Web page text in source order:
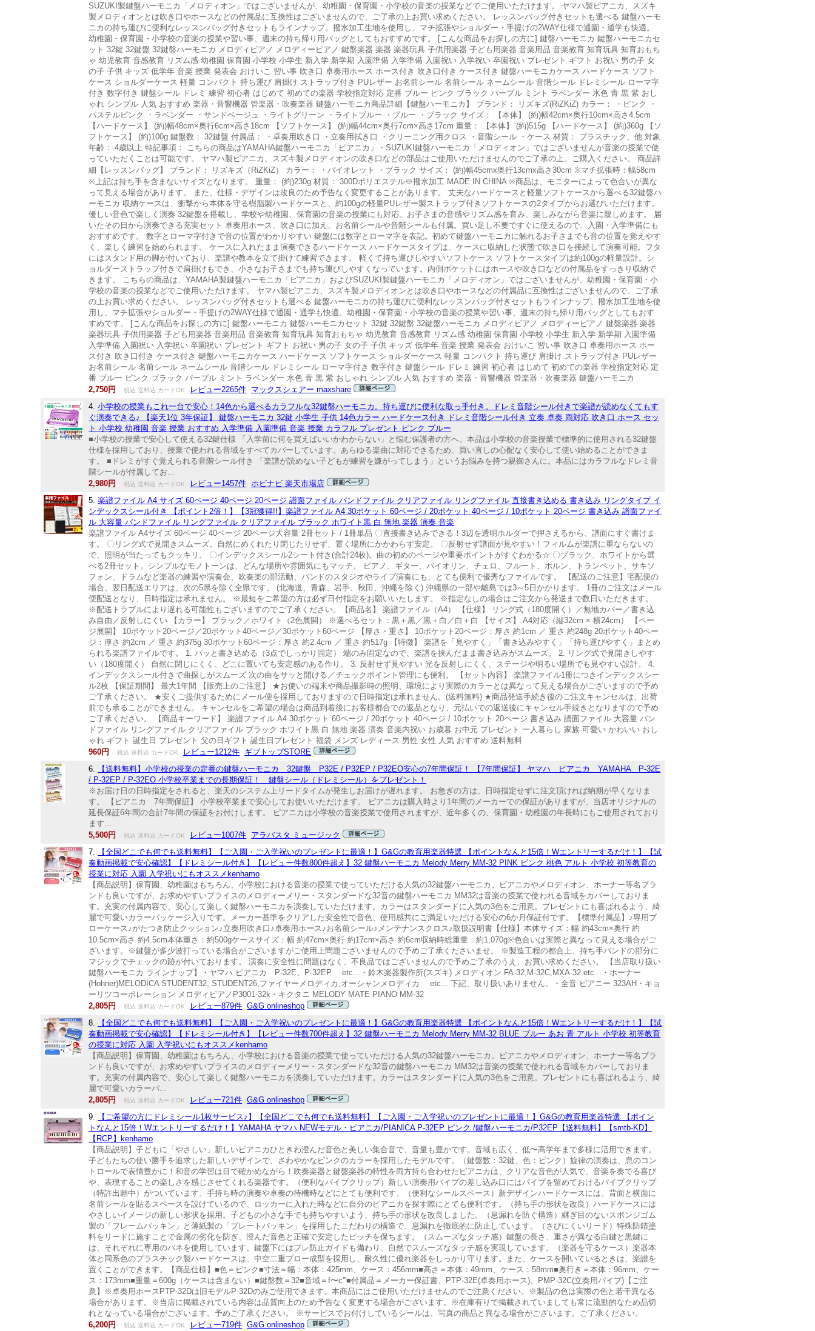
SUZUKI製鍵盤ハーモニカ「メロディオン」ではございませんが、幼稚園・保育園・小学校の音楽の授業などでご使用いただけます。 ヤマハ製ピアニカ、スズキ
製メロディオンとは吹き口やホースなどの付属品に互換性はございませんので、ご了承の上お買い求めください。 レッスンバッグ付きセットも選べる 鍵盤ハーモ
ニカの持ち運びに便利なレッスンバッグ付きセットもラインナップ。撥水加工生地を使用し、マチ拡張やショルダー・手提げの2WAY仕様で通園・通学も快適。
幼稚園・保育園・小学校の音楽の授業や習い事、週末の持ち帰り用バッグとしてもおすすめです。 [こんな商品をお探しの方に] 鍵盤ハーモニカ 鍵盤ハーモニカセ
ット 32鍵 32鍵盤 32鍵盤ハーモニカ メロディピアノ メロディーピアノ 鍵盤楽器 楽器 楽器玩具 子供用楽器 子ども用楽器 音楽用品 音楽教育 知育玩具 知育おもち
ゃ 幼児教育 音感教育 リズム感 幼稚園 保育園 小学校 小学生 新入学 新学期 入園準備 入学準備 入園祝い 入学祝い 卒園祝い プレゼント ギフト お祝い 男の子 女
の子 子供 キッズ 低学年 音楽 授業 発表会 おけいこ 習い事 吹き口 卓奏用ホース ホース付き 吹き口付き ケース付き 鍵盤ハーモニカケース ハードケース ソフト
ケース ショルダーケース 軽量 コンパクト 持ち運び 肩掛け ストラップ付き PUレザー お名前シール 名前シール ネームシール 音階シール ドレミシール ローマ字
付き 数字付き 鍵盤シール ドレミ 練習 初心者 はじめて 初めての楽器 学校指定対応 定番 ブルー ピンク ブラック パープル ミント ラベンダー 水色 青 黒 紫 おし
ゃれ シンプル 人気 おすすめ 楽器・音響機器 管楽器・吹奏楽器 鍵盤ハーモニカ商品詳細【鍵盤ハーモニカ】 ブランド： リズキズ(RiZKiZ) カラー： ・ピンク ・
パステルピンク ・ラベンダー ・サンドベージュ ・ライトグリーン ・ライトブルー ・ブルー ・ブラック サイズ： 【本体】 (約)幅42cm×奥行10cm×高さ4.5cm
【ハードケース】 (約)幅48cm×奥行6cm×高さ18cm 【ソフトケース】 (約)幅44cm×奥行7cm×高さ17cm 重量： 【本体】 (約)515g 【ハードケース】 (約)360g 【ソ
フトケース】 (約)100g 鍵盤数： 32鍵盤 付属品： ・卓奏用吹き口 ・立奏用拭き口 ・クリーニング用クロス ・音階シール ・ケース 材質： プラスチック、他 対象
年齢： 4歳以上 特記事項： こちらの商品はYAMAHA鍵盤ハーモニカ「ピアニカ」・SUZUKI鍵盤ハーモニカ「メロディオン」ではございませんが音楽の授業で使
っていただくことは可能です。 ヤマハ製ピアニカ、スズキ製メロディオンの吹き口などの部品はご使用いただけませんのでご了承の上、ご購入ください。 商品詳
細【レッスンバッグ】 ブランド： リズキズ（RiZKiZ） カラー： ・バイオレット ・ブラック サイズ： (約)幅45cmx奥行13cmx高さ30cm ※マチ拡張時：幅58cm
※上記は持ち手を含まないサイズとなります。 重量： (約)230g 材質： 300Dポリエステル※撥水加工 MADE IN CHINA ※商品は、モニターによって色合いが異な
って見える場合があります。 また、仕様・デザインは改良のため予告なく変更することがあります。 丈夫なハードケースと軽量ソフトケースから選べる32鍵盤ハ
ーモニカ 収納ケースは、衝撃から本体を守る樹脂製ハードケースと、約100gの軽量PUレザー製ストラップ付きソフトケースの2タイプからお選びいただけます。
優しい音色で楽しく演奏 32鍵盤を搭載し、学校や幼稚園、保育園の音楽の授業にも対応。お子さまの音感やリズム感を育み、楽しみながら音楽に親しめます。 届
いたその日から演奏できる充実セット 卓奏用ホース、吹き口に加え、お名前シールや音階シールも付属。買い足し不要ですぐに使えるので、入園・入学準備にも
おすすめです。 数字とローマ字付きで音の位置がわかりやすい 鍵盤には数字とローマ字を表記。初めて鍵盤ハーモニカに触れるお子さまでも音の位置を覚えやす
く、楽しく練習を始められます。 ケースに入れたまま演奏できるハードケース ハードケースタイプは、ケースに収納した状態で吹き口を接続して演奏可能。フタ
にはスタンド用の脚が付いており、楽譜や教本を立て掛けて練習できます。 軽くて持ち運びしやすいソフトケース ソフトケースタイプは約100gの軽量設計。シ
ョルダーストラップ付きで肩掛けもでき、小さなお子さまでも持ち運びしやすくなっています。内側ポケットにはホースや吹き口などの付属品をすっきり収納で
きます。 こちらの商品は、YAMAHA製鍵盤ハーモニカ「ピアニカ」およびSUZUKI製鍵盤ハーモニカ「メロディオン」ではございませんが、幼稚園・保育園・小
学校の音楽の授業などでご使用いただけます。 ヤマハ製ピアニカ、スズキ製メロディオンとは吹き口やホースなどの付属品に互換性はございませんので、ご了承
の上お買い求めください。 レッスンバッグ付きセットも選べる 鍵盤ハーモニカの持ち運びに便利なレッスンバッグ付きセットもラインナップ。撥水加工生地を使
用し、マチ拡張やショルダー・手提げの2WAY仕様で通園・通学も快適。幼稚園・保育園・小学校の音楽の授業や習い事、週末の持ち帰り用バッグとしてもおす
すめです。 [こんな商品をお探しの方に] 鍵盤ハーモニカ 鍵盤ハーモニカセット 32鍵 32鍵盤 32鍵盤ハーモニカ メロディピアノ メロディーピアノ 鍵盤楽器 楽器
楽器玩具 子供用楽器 子ども用楽器 音楽用品 音楽教育 知育玩具 知育おもちゃ 幼児教育 音感教育 リズム感 幼稚園 保育園 小学校 小学生 新入学 新学期 入園準備
入学準備 入園祝い 入学祝い 卒園祝い プレゼント ギフト お祝い 男の子 女の子 子供 キッズ 低学年 音楽 授業 発表会 おけいこ 習い事 吹き口 卓奏用ホース ホー
ス付き 吹き口付き ケース付き 鍵盤ハーモニカケース ハードケース ソフトケース ショルダーケース 軽量 コンパクト 持ち運び 肩掛け ストラップ付き PUレザー
お名前シール 名前シール ネームシール 音階シール ドレミシール ローマ字付き 数字付き 鍵盤シール ドレミ 練習 初心者 はじめて 初めての楽器 学校指定対応 定
番 ブルー ピンク ブラック パープル ミント ラベンダー 水色 青 黒 紫 おしゃれ シンプル 人気 おすすめ 楽器・音響機器 管楽器・吹奏楽器 鍵盤ハーモニカ
2,750円
税込 送料込 カードOK レビュー2265件 マックスシェアー maxshare
4.小学校の授業もこれ一台で安心！14色から選べるカラフルな32鍵盤ハーモニカ。持ち運びに便利な取っ手付き。ドレミ音階シール付きで楽譜が読めなくてもす
ぐ演奏できる♪ 【楽天1位 3年保証】 鍵盤ハーモニカ 32鍵 小学生 子供 14色カラー ハードケース付き ドレミ音階シール付き 立奏 卓奏 両対応 吹き口 ホース セッ
ト 小学校 幼稚園 音楽 授業 おすすめ 入学準備 入園準備 音楽 授業 カラフル プレゼント ピンク ブルー
■小学校の授業で安心して使える32鍵仕様 「入学前に何を買えばいいかわからない」と悩む保護者の方へ。本品は小学校の音楽授業で標準的に使用される32鍵盤
仕様を採用しており、授業で使われる音域をすべてカバーしています。あらゆる楽曲に対応できるため、買い直しの心配なく安心して使い始めることができま
す。 ■ドレミがすぐ覚えられる音階シール付き 「楽譜が読めない子どもが練習を嫌がってしまう」というお悩みを持つ親御さんに。本品にはカラフルなドレミ音
階シールが付属してお...
2,980円
税込 送料込 カードOK レビュー1457件 ホビナビ 楽天市場店
5.楽譜ファイル A4 サイズ 60ページ 40ページ 20ページ 譜面ファイル バンドファイル クリアファイル リングファイル 直接書き込める 書き込み リングタイプ イ
ンデックスシール付き 【ポイント2倍！】【3冠獲得!!】楽譜ファイル A4 30ポケット 60ページ / 20ポケット 40ページ / 10ポケット 20ページ 書き込み 譜面ファイ
ル 大容量 バンドファイル リングファイル クリアファイル ブラック ホワイト黒 白 無地 楽器 演奏 音楽
楽譜ファイル A4サイズ 60ページ 40ページ 20ページ大容量 2冊セット / 1冊単品 〇直接書き込みできる！3辺を透明ホルダーで押さえるから、譜面にすぐ書けま
す。 〇リング式で見開きスムーズ。自然にめくれたり閉じたりせず、置く場所にかかわらず安定。 〇反射せず譜面が見やすい！フィルムが楽譜に重ならないの
で、照明が当たってもクッキリ。 〇インデックスシール2シート付き(合計24枚)。曲の初めのページや重要ポイントがすぐわかる☆ 〇ブラック、ホワイトから選
べる2冊セット。シンプルなモノトーンは、どんな場所や雰囲気にもマッチ。 ピアノ、ギター、バイオリン、チェロ、フルート、ホルン、トランペット、サキソ
フォン、ドラムなど楽器の練習や演奏会、吹奏楽の部活動、バンドのスタジオやライブ演奏にも、とても便利で優秀なファイルです。 【配送のご注意】宅配便の
場合、翌日配送エリアは、次の5県を除く全県です。 (北海道、青森、岩手、秋田、沖縄を除く) 沖縄県の一部や離島では3～5日かかります。 1冊のご注文はメール
便配送となり、日時指定は承れません。 ※最短をご希望の方は必ず日付指定をお願いいたします。 ※指定なしの場合はご注文から発送まで数日いただきます。
※配送トラブルにより遅れる可能性もございますのでご了承ください。【商品名】 楽譜ファイル（A4） 【仕様】 リング式（180度開く）／無地カバー／書き込
み自由／反射しにくい 【カラー】 ブラック／ホワイト（2色展開） ※選べるセット：黒＋黒／黒＋白／白＋白 【サイズ】 A4対応（縦32cm × 横24cm） 【ペー
ジ展開】 10ポケット20ページ／20ポケット40ページ／30ポケット60ページ 【厚さ・重さ】 10ポケット20ページ：厚さ 約1cm ／ 重さ 約248g 20ポケット40ペー
ジ：厚さ 約2cm ／ 重さ 約375g 30ポケット60ページ：厚さ 約2.4cm ／ 重さ 約517g 【特徴】 楽譜を「見やすく」「書き込みやすく」「持ち運びやすく」まとめ
られる楽譜ファイルです。 1. パッと書き込める（3点でしっかり固定） 端のみ固定なので、楽譜を挟んだまま書き込みがスムーズ。 2. リング式で見開きしやす
い（180度開く） 自然に閉じにくく、どこに置いても安定感のある作り。 3. 反射せず見やすい 光を反射しにくく、ステージや明るい場所でも見やすい設計。 4.
インデックスシール付きで曲探しがスムーズ 次の曲をサッと開ける／チェックポイント管理にも便利。 【セット内容】 楽譜ファイル1冊につきインデックスシー
ル2枚 【保証期間】 最大1年間 【販売上のご注意】 ★お使いの端末や商品撮影時の照明、環境により実際のカラーとは異なって見える場合がございますので予め
ご了承ください。 ★安くご提供するためにメール便を採用しておりますので日時指定は承れません。(送料無料) ★商品発送手続き後のご注文キャンセルは、出荷
前でも承ることができません。 キャンセルをご希望の場合は商品到着後にお客様都合での返品となり、元払いでの返送後にキャンセル手続きとなりますので予め
ご了承ください。 【商品キーワード】 楽譜ファイル A4 30ポケット 60ページ / 20ポケット 40ページ / 10ポケット 20ページ 書き込み 譜面ファイル 大容量 バン
ドファイル リングファイル クリアファイル ブラック ホワイト黒 白 無地 楽器 演奏 音楽内祝い お歳暮 お中元 プレゼント 一人暮らし 家族 可愛い かわいい おし
ゃれ ギフト 誕生日 プレゼント 父の日ギフト 誕生日プレゼント 福袋 メンズ レディース 男性 女性 人気 おすすめ 送料無料
960円
税込 送料込 カードOK レビュー1212件 ギブトップSTORE
6.
【送料無料】小学校の授業の定番の鍵盤ハーモニカ 32鍵盤 P32E / P32EP / P32EO安心の7年間保証！ 【7年間保証】 ヤマハ ピアニカ YAMAHA P-32E
/ P-32EP / P-32EO 小学校卒業までの長期保証！ 鍵盤シール（ドレミシール）をプレゼント！
※お届け日の日時指定をされると、楽天のシステム上リードタイムが発生しお届けが遅れます。 お急ぎの方は、日時指定せずに注文頂ければ納期が早くなりま
す。 【ピアニカ 7年間保証】 小学校卒業まで安心してお使いいただけます。 ピアニカは購入時より1年間のメーカーでの保証がありますが、当店オリジナルの
延長保証6年間の合計7年間の保証をお付けします。 ピアニカは小学校の音楽授業で使用されますが、近年多くの、保育園・幼稚園の年長時にもご使用されており
ます...
5,500円
税込 送料込 カードOK レビュー1007件 アラバスタ ミュージック
7.
【全国どこでも何でも送料無料】【ご入園・ご入学祝いのプレゼントに最適！】G&Gの教育用楽器特選 【ポイントなんと15倍！Wエントリーするだけ！】【試
奏動画掲載で安心確認】【ドレミシール付き】【レビュー件数800件超え】32 鍵盤ハーモニカ Melody Merry MM-32 PINK ピンク 桃色 アルト 小学校 初等教育の
授業に対応 入園 入学祝いにもオススメkenhamo
【商品説明】保育園、幼稚園はもちろん、小学校における音楽の授業で使っていただける人気の32鍵盤ハーモニカ。ピアニカやメロディオン、ホーナー等名ブラ
ンドも良いですが、お求めやすいプライスのメロディーメリー・スタンダードな32音の鍵盤ハーモニカ MM32は音楽の授業で使われる音域をカバーしておりま
す。充実の付属内容で、安心して楽しく鍵盤ハーモニカを演奏していただけます。カラーはスタンダードに人気の3色をご用意。プレゼントにも喜ばれるよう、綺
麗で可愛いカラーパッケージ入りです。メーカー基準をクリアした安全性で音色、使用感共にご満足いただける安心の6か月保証付です。【標準付属品】♪専用ブ
ローケース♪がたつき防止クッション♪立奏用吹き口♪卓奏用ホース♪お名前シール♪メンテナンスクロス♪取扱説明書【仕様】本体サイズ：幅 約43cm×奥行 約
10.5cm×高さ 約4.5cm本体重さ：約500gケースサイズ：幅 約47cm×奥行 約17cm×高さ 約6cm収納時総重量：約1,070g※色合いは実際と異なって見える場合がご
ざいます。※鍵盤が多少波打っている場合がございますがご使用上問題ございませんので予めご了承くださいませ。 ※製造工程の都合上、持ち手バンドの部分に
マジックでチェックの跡が付いております。 演奏に安全性に問題はなく、不良品ではございませんので予めご了承のうえ、お買い求めください。 【当店取り扱い
鍵盤ハーモニカ ラインナップ】・ヤマハ ピアニカ P-32E、P-32EP etc...・鈴木楽器製作所(スズキ) メロディオン FA-32,M-32C,MXA-32 etc...・ホーナー
(Hohner)MELODICA STUDENT32, STUDENT26,ファイヤーメロディカ,オーシャンメロディカ etc... 下記、取り扱いありません。・全音 ピアニー 323AH・キョ
ーリツコーポレーション メロディピアノP3001-32k・キクタニ MELODY MATE PIANO MM-32
2,805円
税込 送料込 カードOK レビュー879件 G&G onlineshop
8.
【全国どこでも何でも送料無料】【ご入園・ご入学祝いのプレゼントに最適！】G&Gの教育用楽器特選 【ポイントなんと15倍！Wエントリーするだけ！】【試
奏動画掲載で安心確認】【ドレミシール付き】【レビュー件数700件超え】32 鍵盤ハーモニカ Melody Merry MM-32 BLUE ブルー あお 青 アルト 小学校 初等教育
の授業に対応 入園 入学祝いにもオススメkenhamo
【商品説明】保育園、幼稚園はもちろん、小学校における音楽の授業で使っていただける人気の32鍵盤ハーモニカ。ピアニカやメロディオン、ホーナー等名ブラ
ンドも良いですが、お求めやすいプライスのメロディーメリー・スタンダードな32音の鍵盤ハーモニカ MM32は音楽の授業で使われる音域をカバーしておりま
す。充実の付属内容で、安心して楽しく鍵盤ハーモニカを演奏していただけます。カラーはスタンダードに人気の3色をご用意。プレゼントにも喜ばれるよう、綺
麗で可愛いカラーパ...
2,805円
税込 送料込 カードOK レビュー721件 G&G onlineshop
9.
【ご希望の方にドレミシール1枚サービス♪】【全国どこでも何でも送料無料】【ご入園・ご入学祝いのプレゼントに最適！】G&Gの教育用楽器特選 【ポイン
トなんと15倍！Wエントリーするだけ！】YAMAHA ヤマハ NEWモデル・ピアニカ/PIANICA P-32EP ピンク /鍵盤ハーモニカ/P32EP【送料無料】【smtb-KD】
【RCP】kenhamo
【商品説明】子どもに「やさしい」新しいピアニカひときわ澄んだ音色と美しい集合音で、音量も豊かです。音域も広く、低〜高学年まで多様に活用できます。
子どもたちの使い勝手を追求した新しいデザインで、さわやかなピンクのカラーを採用したモデルです。（鍵盤数：32鍵、色：ピンク）旋律の演奏は、息のコン
トロールで表情豊かに！和音の学習は目で確かめながら！吹奏楽器と鍵盤楽器の特性を両方持ち合わせたピアニカは、クリアな音色が人気で、音楽を奏でる喜び
や、表現することの楽しさを感じさせてくれる楽器です。（便利なパイプクリップ）新しい演奏用パイプの差し込み口にはパイプを留めておけるパイプクリップ
（特許出願中）がついています。手持ち時の演奏や卓奏の待機時などにとても便利です。（便利なシールスペース）新デザインハードケースには、背面と横面に
名前シールを貼るスペースを設けているので、ロッカーに入れた時などに自分のピアニカを探す際にとても便利です。（持ち手の形状を改良）ハードケースには
やさしいイメージの新しい形状を採用。子どもの小さな手でも持ちやすいよう、持ち手の形状を改良しました。（息漏れを防ぐ構造）継ぎ目のないスポンジゴム
製の「フレームパッキン」と薄紙製の「プレートパッキン」を採用したこだわりの構造で、息漏れを徹底的に防止しています。（さびにくいリード）特殊防錆塗
料をリードに施すことで金属の劣化を防ぎ、澄んだ音色と正確で安定したピッチを保ちます。（スムーズなタッチ感）鍵盤の長さ、重さが異なる白鍵と黒鍵に
は、それぞれに専用のバネを使用しています。鍵盤下にはブレ防止ガイドも備わり、自然でスムーズなタッチ感を実現しています。（楽器を守るケース）楽器本
体と同系色のプラスチック製ハードケースは、中空二重ブロー成型を採用し、耐久性に優れ楽器をしっかり守ります。また、ケースを開いているときは、楽譜を
置くことができます。【商品仕様】■色＝ピンク■寸法＝幅：本体：425mm、ケース：456mm■高さ＝本体：49mm、ケース：58mm■奥行き＝本体：96mm、ケー
ス：173mm■重量＝600g（ケースは含まない）■鍵盤数＝32■音域＝f〜c'''■付属品＝メーカー保証書、PTP-32E(卓奏用ホース)、PMP-32C(立奏用パイプ)【ご注
意】※卓奏用ホースPTP-32Dは旧モデルP-32Dのみご使用できます。本商品にはご使用いただけませんのでご注意ください。※製品の色は実際の色と若干異なる
場合があります。※当店に掲載されている内容は品質向上のため予告なく変更する場合がございます。※在庫有りで掲載されていましても常に流動的なため品切
れとなっている場合がございます。予めご了承ください。 ※サービスでお付けしているシールは、写真の商品と異なる場合がございます。ご了承ください。
6,200円
税込 送料込 カードOK レビュー719件 G&G onlineshop